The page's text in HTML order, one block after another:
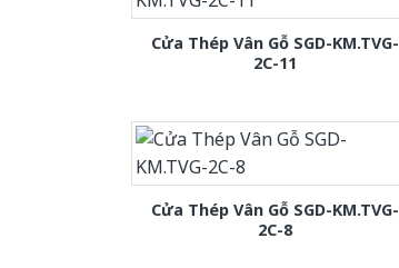
Cửa Thép Vân Gỗ SGD-KM.TVG-
2C-11
Cửa Thép Vân Gỗ SGD-KM.TVG-
2C-8